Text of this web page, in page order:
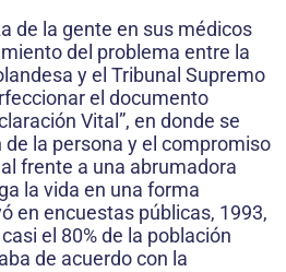
de la gente en sus médicos
del problema entre la
y el Tribunal Supremo
el documento
Vital”, en donde se
la persona y el compromiso
frente a una abrumadora
la vida en una forma
en encuestas públicas, 1993,
el 80% de la población
de acuerdo con la